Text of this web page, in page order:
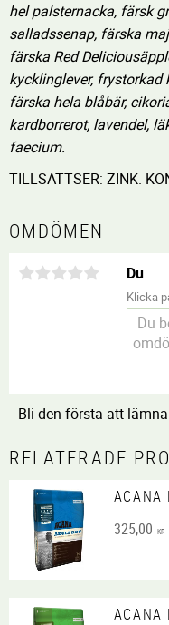
hel palsternacka, färsk
salladssenap, färska
färska Red
kycklinglever, frystorkad
färska hela blåbär,
kardborrerot, lavendel,
faecium.
TILLSATTSER: ZINK.
OMDÖMEN
Du
Klicka
Bli den första att
RELATERADE
ACANA
325,00 KR
ACANA